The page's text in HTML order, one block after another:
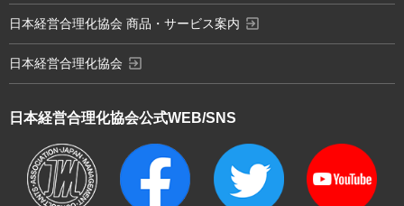
日本経営合理化協会公式WEB/SNS
日本経営合理化協会 商品・サービス案内 exit_to_app
日本経営合理化協会 exit_to_app